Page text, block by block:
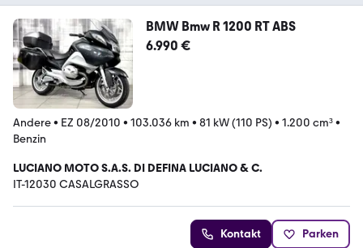
BMW Bmw R 1200 RT ABS
6.990 €
Andere• EZ 08/2010 • 103.036 km • 81 kW (110 PS) • 1.200 cm³•
Benzin
LUCIANO MOTO S.A.S. DI DEFINA LUCIANO & C.
IT-12030 CASALGRASSO
Kontakt Parken